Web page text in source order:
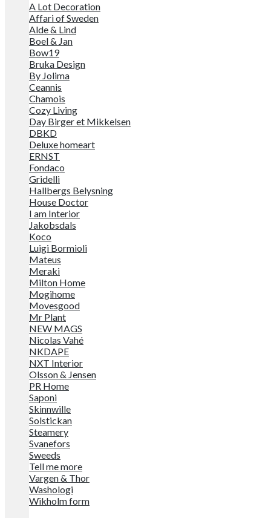
A Lot Decoration
Affari of Sweden
Alde & Lind
Boel & Jan
Bow19
Bruka Design
By Jolima
Ceannis
Chamois
Cozy Living
Day Birger et Mikkelsen
DBKD
Deluxe homeart
ERNST
Fondaco
Gridelli
Hallbergs Belysning
House Doctor
I am Interior
Jakobsdals
Koco
Luigi Bormioli
Mateus
Meraki
Milton Home
Mogihome
Movesgood
Mr Plant
NEW MAGS
Nicolas Vahé
NKDAPE
NXT Interior
Olsson & Jensen
PR Home
Saponi
Skinnwille
Solstickan
Steamery
Svanefors
Sweeds
Tell me more
Vargen & Thor
Washologi
Wikholm form